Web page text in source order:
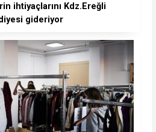
ihtiyaçlarını Kdz.Ereğli
gideriyor